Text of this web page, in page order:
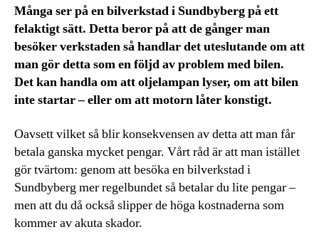
Många ser på en bilverkstad i Sundbyberg på ett
felaktigt sätt. Detta beror på att de gånger man
besöker verkstaden så handlar det uteslutande om att
man gör detta som en följd av problem med bilen.
Det kan handla om att oljelampan lyser, om att bilen
inte startar – eller om att motorn låter konstigt.
Oavsett vilket så blir konsekvensen av detta att man får
betala ganska mycket pengar. Vårt råd är att man istället
gör tvärtom: genom att besöka en bilverkstad i
Sundbyberg mer regelbundet så betalar du lite pengar –
men att du då också slipper de höga kostnaderna som
kommer av akuta skador.